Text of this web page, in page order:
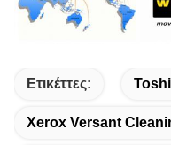
Ετικέττες:
Xerox Versant